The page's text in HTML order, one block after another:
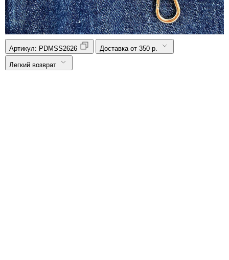
Артикул: PDMSS2626 Доставка от 350 р.
Легкий возврат